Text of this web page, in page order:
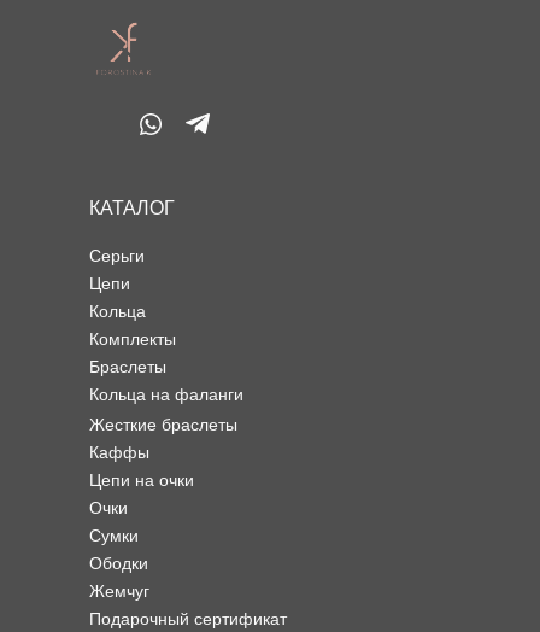
Серьги
Цепи
Кольца
Комплекты
Браслеты
Кольца на фаланги
КАТАЛОГ
Жесткие браслеты
Каффы
Цепи на очки
Очки
Сумки
Ободки
Жемчуг
Подарочный сертификат